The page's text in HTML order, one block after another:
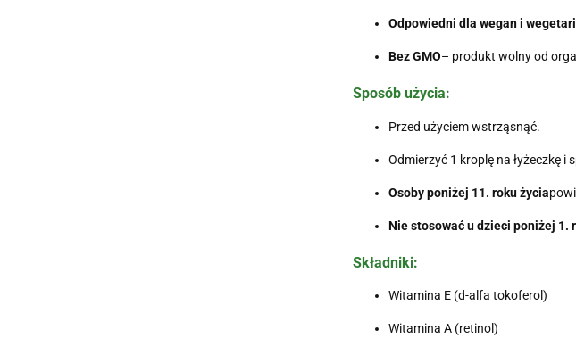
Odpowiedni dla wegan i
Bez GMO– produkt wolny od
Sposób użycia:
Przed użyciem wstrząsnąć.
Odmierzyć 1 kroplę na łyżeczkę i
Osoby poniżej 11. roku życia
Nie stosować u dzieci poniżej 1.
Składniki:
Witamina E (d-alfa tokoferol)
Witamina A (retinol)